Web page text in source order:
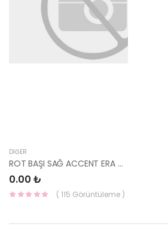
DIĞER
ROT BAŞI SAĞ ACCENT ERA 06-> 568201E900-
0.00 ₺
( 115 Görüntüleme )